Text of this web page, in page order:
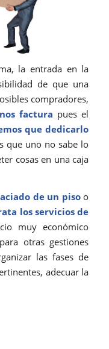
la entrada en la
de que una
compradores,
factura pues el
que dedicarlo
que uno no sabe lo
cosas en una caja
de un pisoo
los servicios de
muy económico
otras gestiones
las fases de
adecuar la